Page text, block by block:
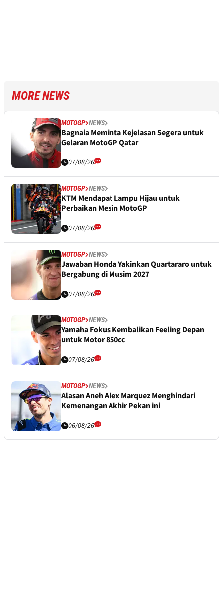
MORE NEWS
MOTOGP NEWS
Bagnaia Meminta Kejelasan Segera untuk
Gelaran MotoGP Qatar
07/08/26
MOTOGP NEWS
KTM Mendapat Lampu Hijau untuk
Perbaikan Mesin MotoGP
07/08/26
MOTOGP NEWS
Jawaban Honda Yakinkan Quartararo untuk
Bergabung di Musim 2027
07/08/26
MOTOGP NEWS
Yamaha Fokus Kembalikan Feeling Depan
untuk Motor 850cc
07/08/26
MOTOGP NEWS
Alasan Aneh Alex Marquez Menghindari
Kemenangan Akhir Pekan ini
06/08/26